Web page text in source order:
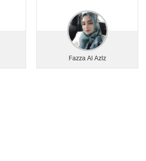
Fazza Al Aziz